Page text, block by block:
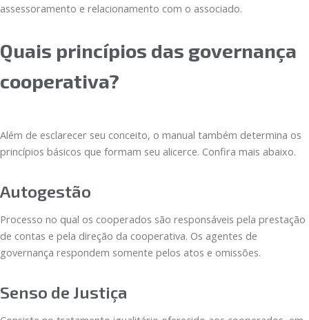
assessoramento e relacionamento com o associado.
Quais princípios das governança
cooperativa?
Além de esclarecer seu conceito, o manual também determina os
princípios básicos que formam seu alicerce. Confira mais abaixo.
Autogestão
Processo no qual os cooperados são responsáveis pela prestação
de contas e pela direção da cooperativa. Os agentes de
governança respondem somente pelos atos e omissões.
Senso de Justiça